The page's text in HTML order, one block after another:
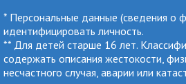
* Персональные данные (сведения о
идентифицировать личность.
** Для детей старше 16 лет.
содержать описания жестокости,
несчастного случая, аварии или